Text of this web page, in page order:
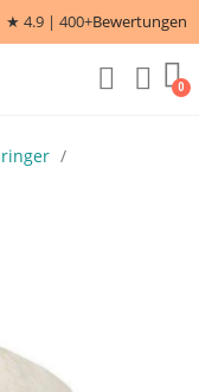
★ 4.9 | 400+Bewertungen